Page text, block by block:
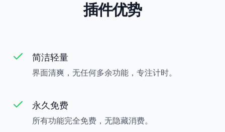
插件优势
简洁轻量
界面清爽，无任何多余功能，专注计时。
永久免费
所有功能完全免费，无隐藏消费。